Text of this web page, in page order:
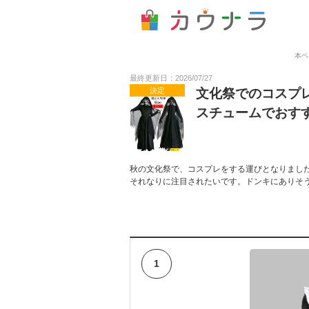
本
最終更新日：2026/07/27
決定
文化祭でのコスプ
スチュームでおす
秋の文化祭で、コスプレをする運びとなりま
それなりに注目されたいです。ドンキにあり
1